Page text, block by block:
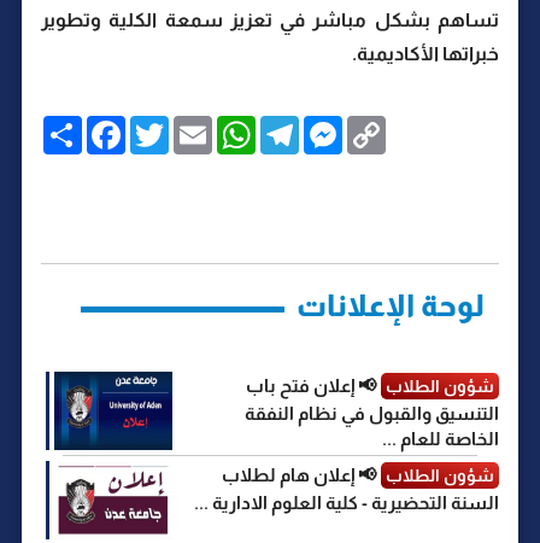
تساهم بشكل مباشر في تعزيز سمعة الكلية وتطوير
خبراتها الأكاديمية.
ا F
a
k
T
w
E
m
W
h
p
T
e
m
M
e
e
C
o
k
لوحة الإعلانات
شؤون الطلاب 📢 إعلان فتح باب
التنسيق والقبول في نظام النفقة
الخاصة للعام ...
شؤون الطلاب 📢 إعلان هام لطلاب
السنة التحضيرية - كلية العلوم الادارية ...